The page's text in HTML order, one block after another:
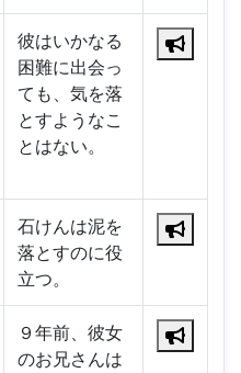
彼はいかなる
困難に出会っ
ても、気を落
とすようなこ
とはない。
石けんは泥を
落とすのに役
立つ。
９年前、彼女
のお兄さんは